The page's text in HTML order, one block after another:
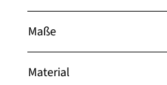
Maße
Material